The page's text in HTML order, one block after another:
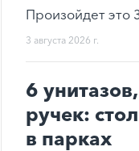
Произойдет это
3 августа 2026 г.
6
ручек:
в парках